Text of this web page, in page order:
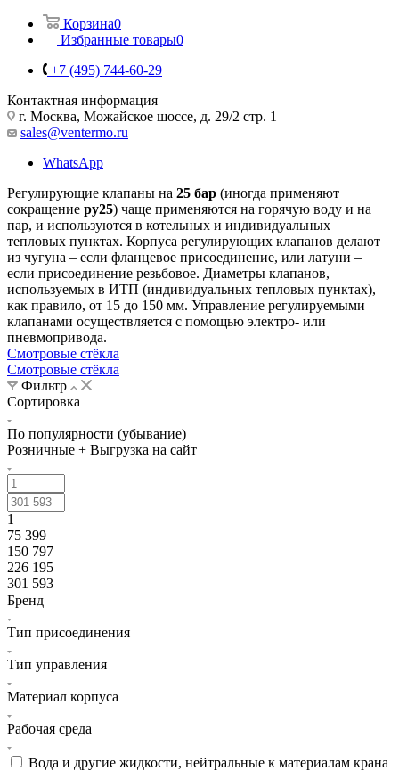
Корзина0
Избранные товары0
+7 (495) 744-60-29
Контактная информация
г. Москва, Можайское шоссе, д. 29/2 стр. 1
sales@ventermo.ru
WhatsApp
Регулирующие клапаны на 25 бар (иногда применяют
сокращение ру25) чаще применяются на горячую воду и на
пар, и используются в котельных и индивидуальных
тепловых пунктах. Корпуса регулирующих клапанов делают
из чугуна – если фланцевое присоединение, или латуни –
если присоединение резьбовое. Диаметры клапанов,
используемых в ИТП (индивидуальных тепловых пунктах),
как правило, от 15 до 150 мм. Управление регулируемыми
клапанами осуществляется с помощью электро- или
пневмопривода.
Смотровые стёкла
Смотровые стёкла
Фильтр
Сортировка
По популярности (убывание)
Розничные + Выгрузка на сайт
1
75 399
150 797
226 195
301 593
Бренд
Тип присоединения
Тип управления
Материал корпуса
Рабочая среда
Вода и другие жидкости, нейтральные к материалам крана